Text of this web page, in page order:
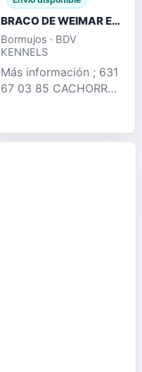
BRACO DE WEIMAR EXCELENTES CACHORROS
Bormujos · BDV
KENNELS
Más información ; 631
67 03 85 CACHORROS
DISPONEMOS DE